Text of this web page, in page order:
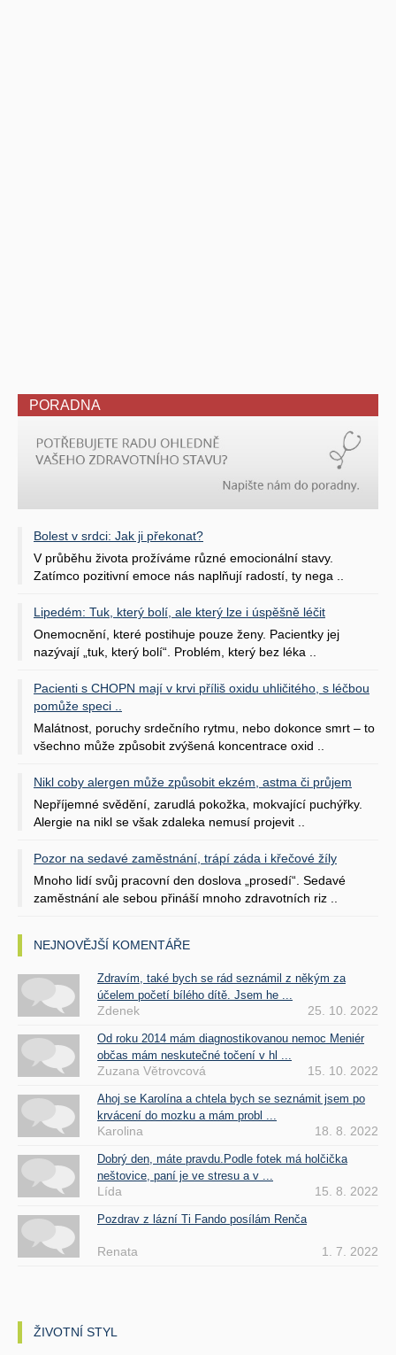
PORADNA
Bolest v srdci: Jak ji překonat?
V průběhu života prožíváme různé emocionální stavy.
Zatímco pozitivní emoce nás naplňují radostí, ty nega ..
Lipedém: Tuk, který bolí, ale který lze i úspěšně léčit
Onemocnění, které postihuje pouze ženy. Pacientky jej
nazývají „tuk, který bolí“. Problém, který bez léka ..
Pacienti s CHOPN mají v krvi příliš oxidu uhličitého, s léčbou
pomůže speci ..
Malátnost, poruchy srdečního rytmu, nebo dokonce smrt – to
všechno může způsobit zvýšená koncentrace oxid ..
Nikl coby alergen může způsobit ekzém, astma či průjem
Nepříjemné svědění, zarudlá pokožka, mokvající puchýřky.
Alergie na nikl se však zdaleka nemusí projevit ..
Pozor na sedavé zaměstnání, trápí záda i křečové žíly
Mnoho lidí svůj pracovní den doslova „prosedí“. Sedavé
zaměstnání ale sebou přináší mnoho zdravotních riz ..
NEJNOVĚJŠÍ KOMENTÁŘE
Zdravím, také bych se rád seznámil z někým za
účelem početí bílého dítě. Jsem he ...
Zdenek 25. 10. 2022
Od roku 2014 mám diagnostikovanou nemoc Meniér
občas mám neskutečné točení v hl ...
Zuzana Větrovcová 15. 10. 2022
Ahoj se Karolína a chtela bych se seznámit jsem po
krvácení do mozku a mám probl ...
Karolina 18. 8. 2022
Dobrý den, máte pravdu.Podle fotek má holčička
neštovice, paní je ve stresu a v ...
Lída 15. 8. 2022
Pozdrav z lázní Ti Fando posílám Renča
Renata 1. 7. 2022
ŽIVOTNÍ STYL